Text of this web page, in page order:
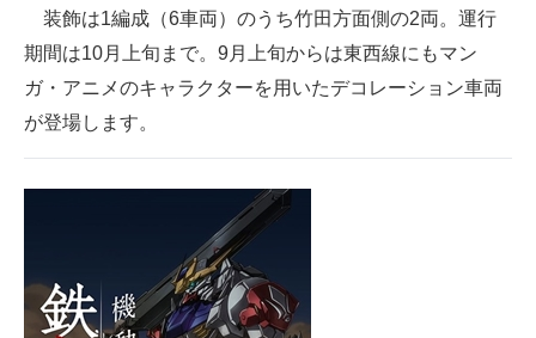
装飾は1編成（6車両）のうち竹田方面側の2両。運行
期間は10月上旬まで。9月上旬からは東西線にもマン
ガ・アニメのキャラクターを用いたデコレーション車両
が登場します。